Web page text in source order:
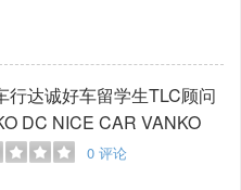
行达诚好车留学生TLC顾问
DC NICE CAR VANKO
0评论